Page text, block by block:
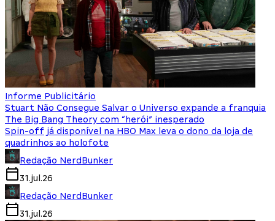
Informe Publicitário
Stuart Não Consegue Salvar o Universo expande a franquia
The Big Bang Theory com “herói” inesperado
Spin-off já disponível na HBO Max leva o dono da loja de
quadrinhos ao holofote
Redação NerdBunker
31.jul.26
Redação NerdBunker
31.jul.26